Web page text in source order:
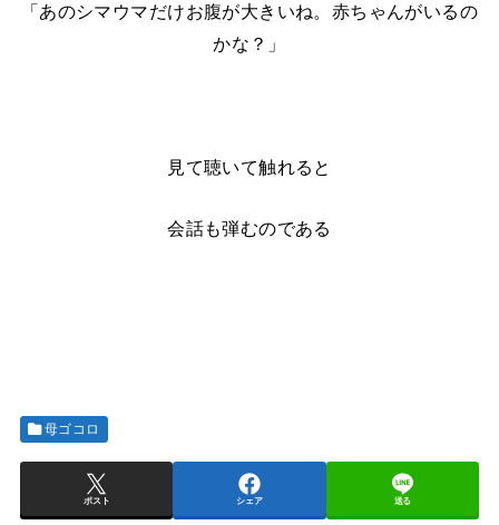
「あのシマウマだけお腹が大きいね。赤ちゃんがいるの
かな？」
見て聴いて触れると
会話も弾むのである
母ゴコロ
ポスト シェア 送る